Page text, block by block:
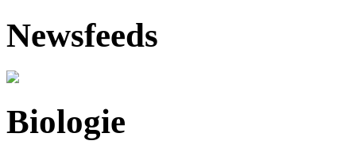
Newsfeeds
Biologie